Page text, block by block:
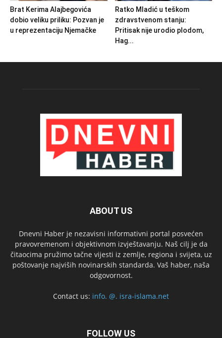
Brat Kerima Alajbegovića
dobio veliku priliku: Pozvan je
u reprezentaciju Njemačke
Ratko Mladić u teškom
zdravstvenom stanju:
Pritisak nije urodio plodom,
Hag...
ABOUT US
Dnevni Haber je nezavisni informativni portal posvećen
pravovremenom i objektivnom izvještavanju. Naš cilj je da
čitaocima pružimo tačne vijesti iz zemlje, regiona i svijeta, uz
poštovanje najviših novinarskih standarda. Vaš haber, naša
odgovornost.
Contact us: info. @. isra-islama.net
FOLLOW US